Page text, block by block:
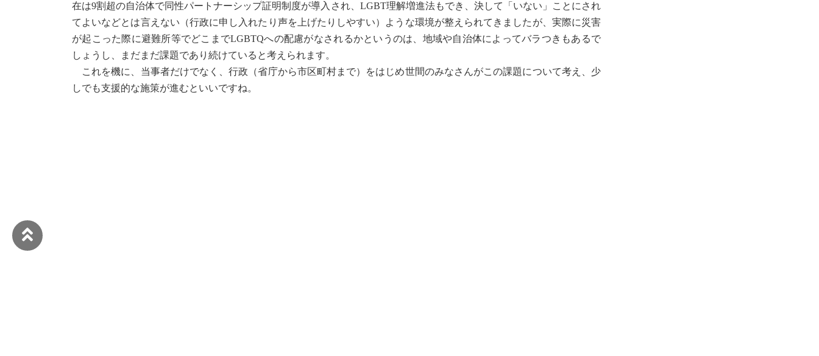
在は9割超の自治体で同性パートナーシップ証明制度が導入され、LGBT理解増進法もでき、決して「いない」ことにされ
てよいなどとは言えない（行政に申し入れたり声を上げたりしやすい）ような環境が整えられてきましたが、実際に災害
が起こった際に避難所等でどこまでLGBTQへの配慮がなされるかというのは、地域や自治体によってバラつきもあるで
しょうし、まだまだ課題であり続けていると考えられます。
これを機に、当事者だけでなく、行政（省庁から市区町村まで）をはじめ世間のみなさんがこの課題について考え、少
しでも支援的な施策が進むといいですね。